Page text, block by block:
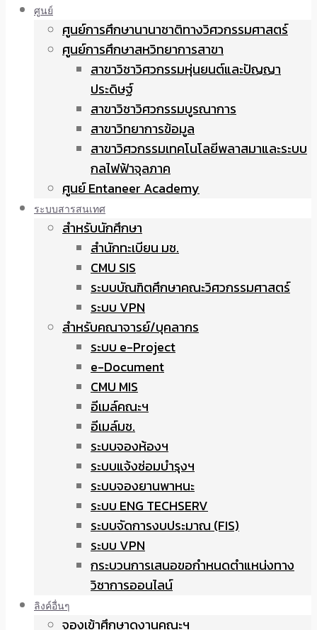
ศูนย์
ศูนย์การศึกษานานาชาติทางวิศวกรรมศาสตร์
ศูนย์การศึกษาสหวิทยาการสาขา
สาขาวิชาวิศวกรรมหุ่นยนต์และปัญญา
ประดิษฐ์
สาขาวิชาวิศวกรรมบูรณาการ
สาขาวิทยาการข้อมูล
สาขาวิศวกรรมเทคโนโลยีพลาสมาและระบบ
กลไฟฟ้าจุลภาค
ศูนย์ Entaneer Academy
ระบบสารสนเทศ
สำหรับนักศึกษา
สำนักทะเบียน มช.
CMU SIS
ระบบบัณฑิตศึกษาคณะวิศวกรรมศาสตร์
ระบบ VPN
สำหรับคณาจารย์/บุคลากร
ระบบ e-Project
e-Document
CMU MIS
อีเมล์คณะฯ
อีเมล์มช.
ระบบจองห้องฯ
ระบบแจ้งซ่อมบำรุงฯ
ระบบจองยานพาหนะ
ระบบ ENG TECHSERV
ระบบจัดการงบประมาณ (FIS)
ระบบ VPN
กระบวนการเสนอขอกำหนดตำแหน่งทาง
วิชาการออนไลน์
ลิงค์อื่นๆ
จองเข้าศึกษาดูงานคณะฯ